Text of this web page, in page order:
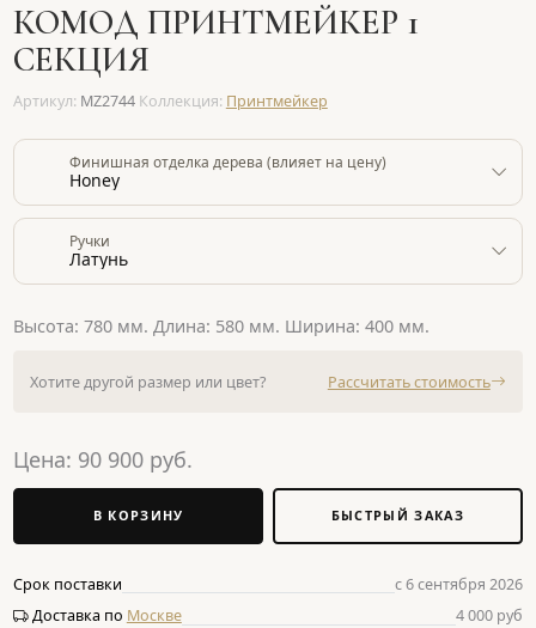
КОМОД ПРИНТМЕЙКЕР 1
СЕКЦИЯ
Артикул: MZ2744 Коллекция: Принтмейкер
Финишная отделка дерева (влияет на цену)
Honey
Ручки
Латунь
Высота: 780 мм. Длина: 580 мм. Ширина: 400 мм.
Хотите другой размер или цвет? Рассчитать стоимость
Цена: 90 900руб.
В КОРЗИНУ БЫСТРЫЙ ЗАКАЗ
Срок поставки
с 6 сентября 2026
Доставка по Москве 4 000 руб